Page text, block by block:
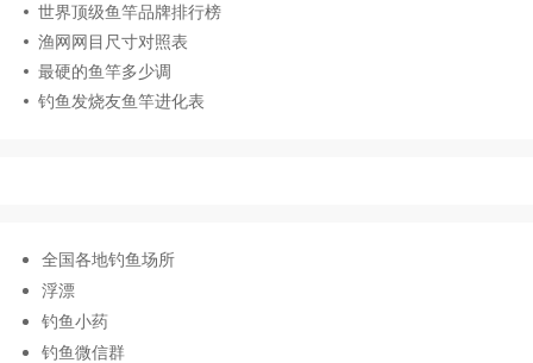
世界顶级鱼竿品牌排行榜
渔网网目尺寸对照表
最硬的鱼竿多少调
钓鱼发烧友鱼竿进化表
全国各地钓鱼场所
浮漂
钓鱼小药
钓鱼微信群